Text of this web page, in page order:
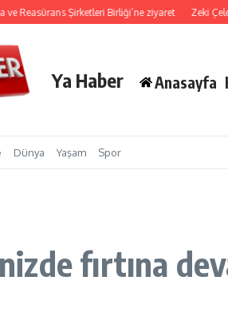
Şirketleri Birliği’ne ziyaret Zeki Çeler: TDP,
Ya Haber Anasayfa
Dünya Yaşam Spor
fırtına